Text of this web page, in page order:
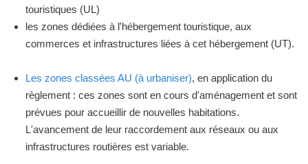
touristiques (UL)
les zones dédiées à l'hébergement touristique, aux
commerces et infrastructures liées à cet hébergement (UT).
Les zones classées AU (à urbaniser), en application du
règlement : ces zones sont en cours d'aménagement et sont
prévues pour accueillir de nouvelles habitations.
L'avancement de leur raccordement aux réseaux ou aux
infrastructures routières est variable.